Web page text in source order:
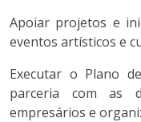
Apoiar projetos e
eventos artísticos e
Executar o Plano
parceria com as
empresários e